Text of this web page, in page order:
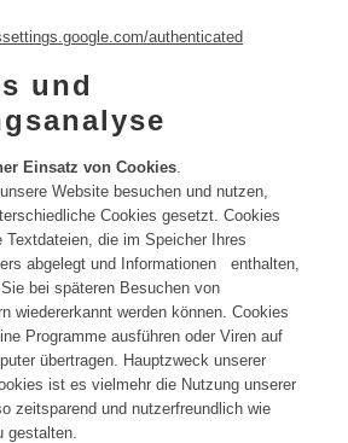
authenticated
und
Einsatz von Cookies.
Website besuchen und nutzen,
Cookies gesetzt. Cookies
Textdateien, die im Speicher Ihres
abgelegt und Informationen enthalten,
bei späteren Besuchen von
wiedererkannt werden können. Cookies
Programme ausführen oder Viren auf
übertragen. Hauptzweck unserer
ist es vielmehr die Nutzung unserer
zeitsparend und nutzerfreundlich wie
gestalten.